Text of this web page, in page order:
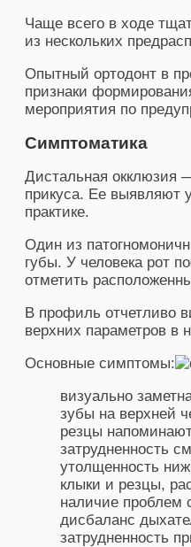
Чаще всего в ходе
из нескольких
Опытный ортодонт в
признаки
мероприятия по
Симптоматика
Дистальная окклюзия
прикуса. Ее выявляют
практике.
Один из
губы. У человека рот
отметить
В профиль отчетливо
верхних параметров в
Основные симптомы:
визуально
зубы на верхней
резцы
затрудненность
утолщенность
клыки и резцы,
наличие проблем
дисбаланс
затрудненность